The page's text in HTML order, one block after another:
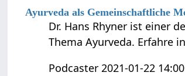
Ayurveda als Gemeinschaftliche
Dr. Hans Rhyner ist einer
Thema Ayurveda. Erfahre
Podcaster 2021-01-22